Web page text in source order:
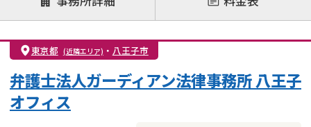
離婚前相談 離婚調停
離婚裁判
親権・面会交流権
DV
モラハラ
不貞・不倫慰謝料請求
国際離婚
財産分与
内縁の夫婦 熟年離婚
東京都 (近隣エリア) ・ 八王子市
弁護士法人ガーディアン法律事務所 八王子
オフィス